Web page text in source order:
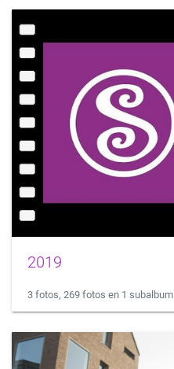
2019
3 fotos, 269 fotos en 1 subalbum